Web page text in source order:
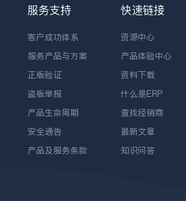
服务支持
客户成功体系
服务产品与方案
正版验证
盗版举报
产品生命周期
安全通告
产品及服务条款
快速链接
资源中心
产品体验中心
资料下载
什么是ERP
查找经销商
最新文章
知识问答